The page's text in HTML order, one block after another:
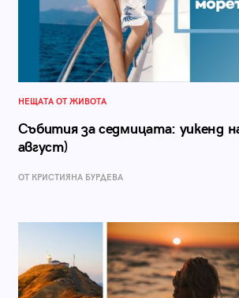
НЕЩАТА ОТ ЖИВОТА
Събития за седмицата: уикенд
август)
ОТ КРИСТИЯНА БУРДЕВА